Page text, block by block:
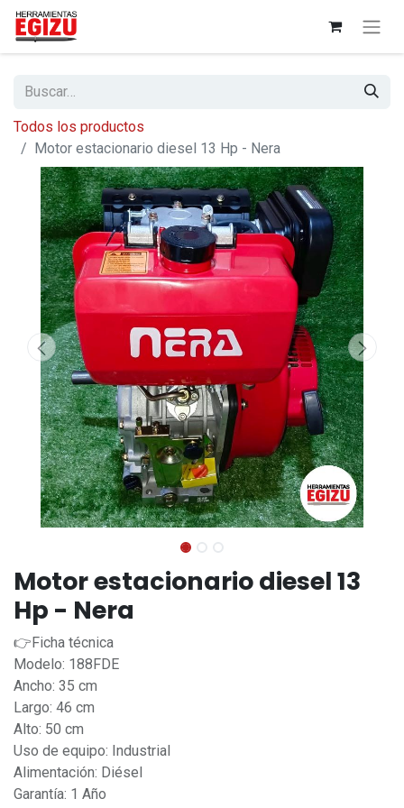
Todos los productos
Motor estacionario diesel 13 Hp - Nera
Motor estacionario diesel 13
Hp - Nera
👉Ficha técnica
Modelo: 188FDE
Ancho: 35 cm
Largo: 46 cm
Alto: 50 cm
Uso de equipo: Industrial
Alimentación: Diésel
Garantía: 1 Año